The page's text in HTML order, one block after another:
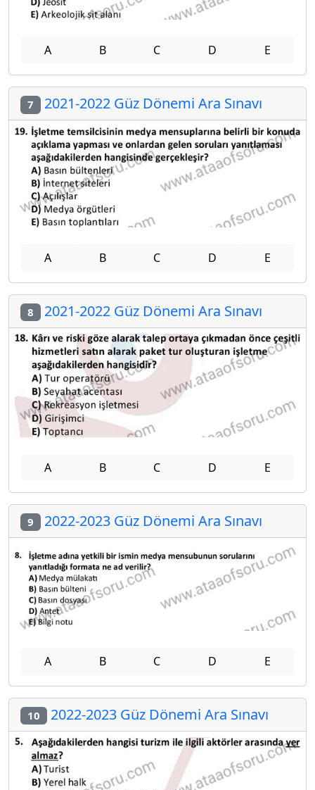
A B C D E
7 2021-2022 Güz Dönemi Ara Sınavı
A B C D E
8 2021-2022 Güz Dönemi Ara Sınavı
A B C D E
9 2022-2023 Güz Dönemi Ara Sınavı
A B C D E
10 2022-2023 Güz Dönemi Ara Sınavı